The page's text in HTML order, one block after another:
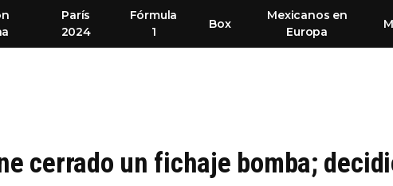
París
2024
Fórmula
1
Box
Mexicanos en
Europa
cerrado un fichaje bomba;